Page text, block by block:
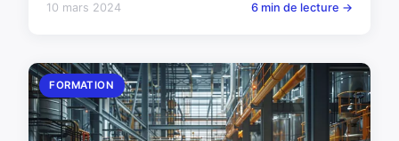
10 mars 2024 6 min de lecture →
FORMATION